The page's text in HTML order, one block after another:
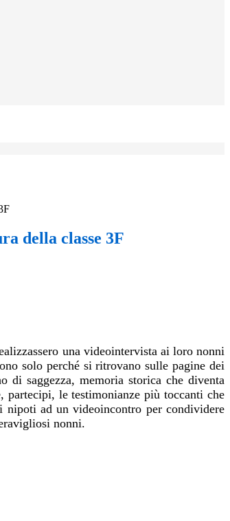
della classe 3F
una videointervista ai loro nonni
solo perché si ritrovano sulle pagine dei
saggezza, memoria storica che diventa
le testimonianze più toccanti che
nipoti ad un videoincontro per condividere
nonni.